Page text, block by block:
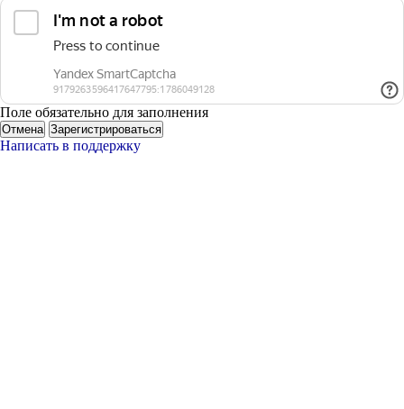
Поле обязательно для заполнения
Отмена Зарегистрироваться
Написать в поддержку